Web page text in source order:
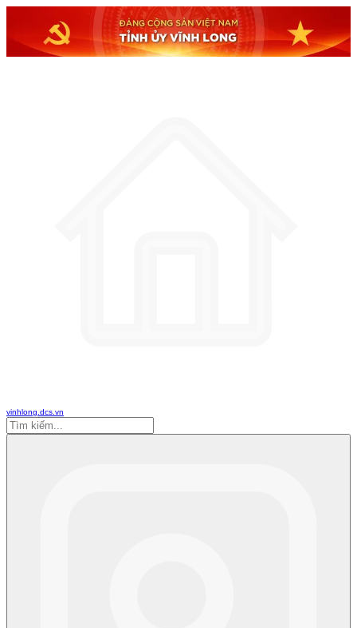
vinhlong.dcs.vn